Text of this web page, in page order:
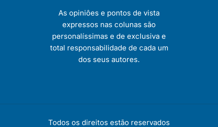
As opiniôes e pontos de vista
expressos nas colunas são
personalíssimas e de exclusiva e
total responsabilidade de cada um
dos seus autores.
Todos os direitos estão reservados